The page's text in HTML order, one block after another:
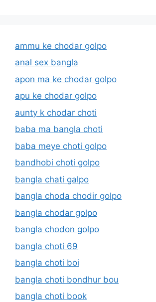
ammu ke chodar golpo
anal sex bangla
apon ma ke chodar golpo
apu ke chodar golpo
aunty k chodar choti
baba ma bangla choti
baba meye choti golpo
bandhobi choti golpo
bangla chati galpo
bangla choda chodir golpo
bangla chodar golpo
bangla chodon golpo
bangla choti 69
bangla choti boi
bangla choti bondhur bou
bangla choti book